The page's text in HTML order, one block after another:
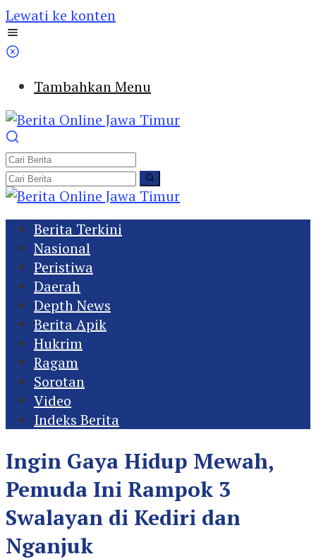
Lewati ke konten
Tambahkan Menu
Berita Terkini
Nasional
Peristiwa
Daerah
Depth News
Berita Apik
Hukrim
Ragam
Sorotan
Video
Indeks Berita
Ingin Gaya Hidup Mewah,
Pemuda Ini Rampok 3
Swalayan di Kediri dan
Nganjuk